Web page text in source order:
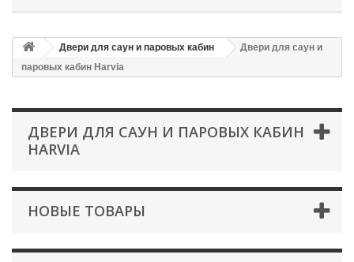
Двери для саун и паровых кабин
Двери для саун и
паровых кабин Harvia
ДВЕРИ ДЛЯ САУН И ПАРОВЫХ КАБИН
HARVIA
НОВЫЕ ТОВАРЫ